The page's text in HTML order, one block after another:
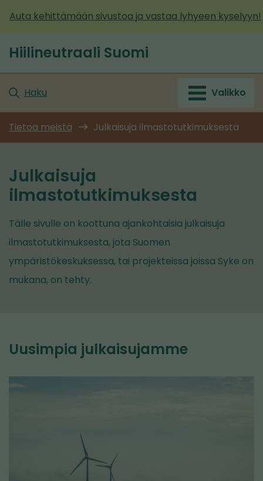
sisältöön
Auta kehittämään sivustoa ja vastaa lyhyeen kyselyyn!
Etusivu
Hiilineutraali Suomi
Haku Valikko
Tietoa meistä Julkaisuja ilmastotutkimuksesta
Julkaisuja
ilmastotutkimuksesta
Tälle sivulle on koottuna ajankohtaisia julkaisuja
ilmastotutkimuksesta, jota Suomen
ympäristökeskuksessa, tai projekteissa joissa Syke on
mukana, on tehty.
Uusimpia julkaisujamme